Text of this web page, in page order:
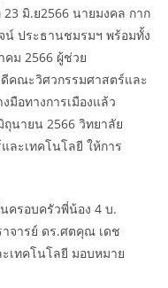
มิ.ย2566 นายมงคล กาก
ประธานชมรมฯ พร้อมทั้ง
ม 2566 ผู้ช่วย
คณะวิศวกรรมศาสตร์และ
มือทางการเมืองแล้ว
นายน 2566 วิทยาลัย
ะเทคโนโลยี ให้การ
ครอบครัวพี่น้อง 4 บ.
จารย์ ดร.ศตคุณ เดช
ทคโนโลยี มอบหมาย